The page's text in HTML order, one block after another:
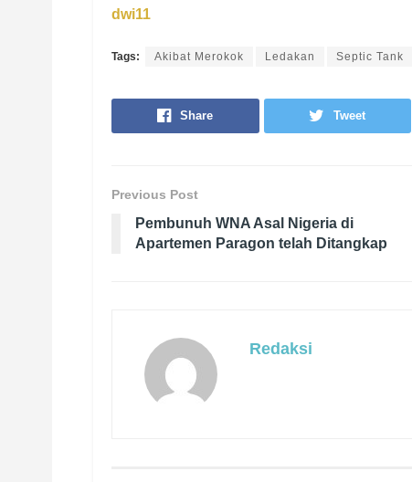
dwi11
Tags: Akibat Merokok Ledakan Septic Tank
Share Tweet
Previous Post
Pembunuh WNA Asal Nigeria di
Apartemen Paragon telah Ditangkap
Redaksi